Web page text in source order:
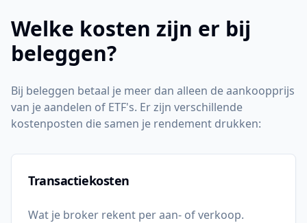
Welke kosten zijn er bij
beleggen?
Bij beleggen betaal je meer dan alleen de aankoopprijs
van je aandelen of ETF's. Er zijn verschillende
kostenposten die samen je rendement drukken:
Transactiekosten
Wat je broker rekent per aan- of verkoop.